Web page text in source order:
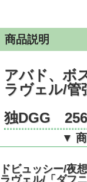
商品説明
アバド、ボ
ラヴェル/管
独DGG
▼
ドビュッシー/夜